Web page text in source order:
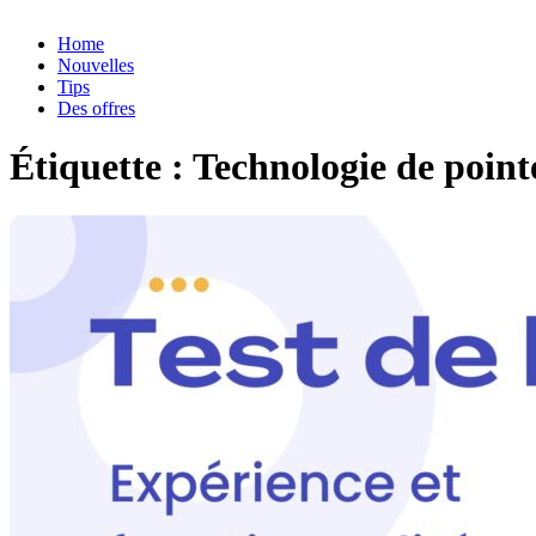
Home
Nouvelles
Tips
Des offres
Étiquette : Technologie de